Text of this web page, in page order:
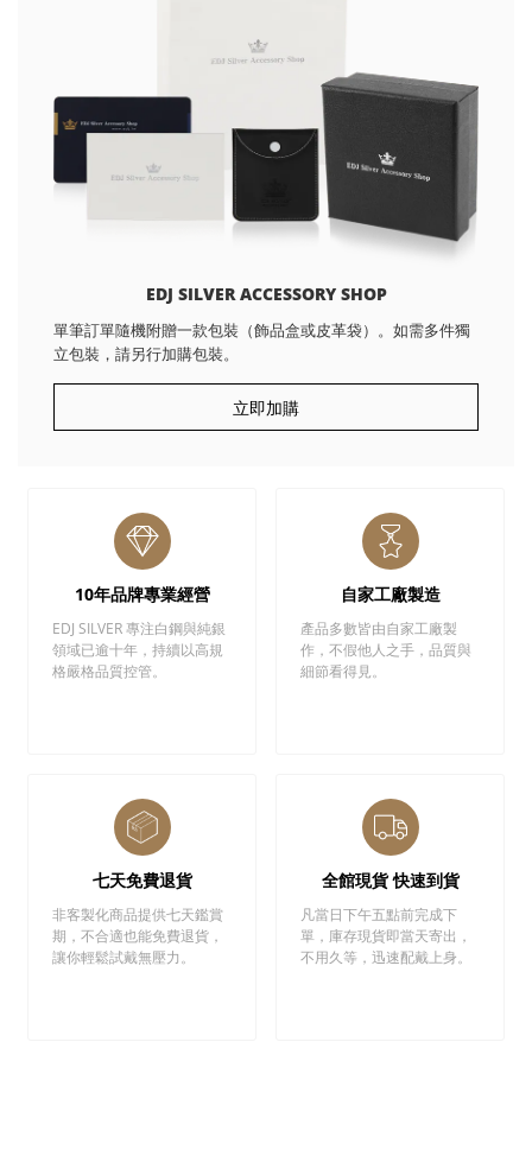
EDJ SILVER ACCESSORY SHOP
單筆訂單隨機附贈一款包裝（飾品盒或皮革袋）。如需多件獨
立包裝，請另行加購包裝。
立即加購
10年品牌專業經營
EDJ SILVER 專注白鋼與純銀
領域已逾十年，持續以高規
格嚴格品質控管。
自家工廠製造
產品多數皆由自家工廠製
作，不假他人之手，品質與
細節看得見。
七天免費退貨
非客製化商品提供七天鑑賞
期，不合適也能免費退貨，
讓你輕鬆試戴無壓力。
全館現貨 快速到貨
凡當日下午五點前完成下
單，庫存現貨即當天寄出，
不用久等，迅速配戴上身。